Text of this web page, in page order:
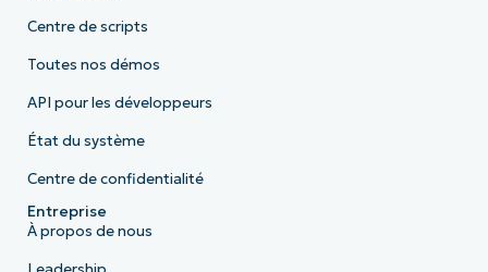
Centre de scripts
Toutes nos démos
API pour les développeurs
État du système
Centre de confidentialité
Entreprise
À propos de nous